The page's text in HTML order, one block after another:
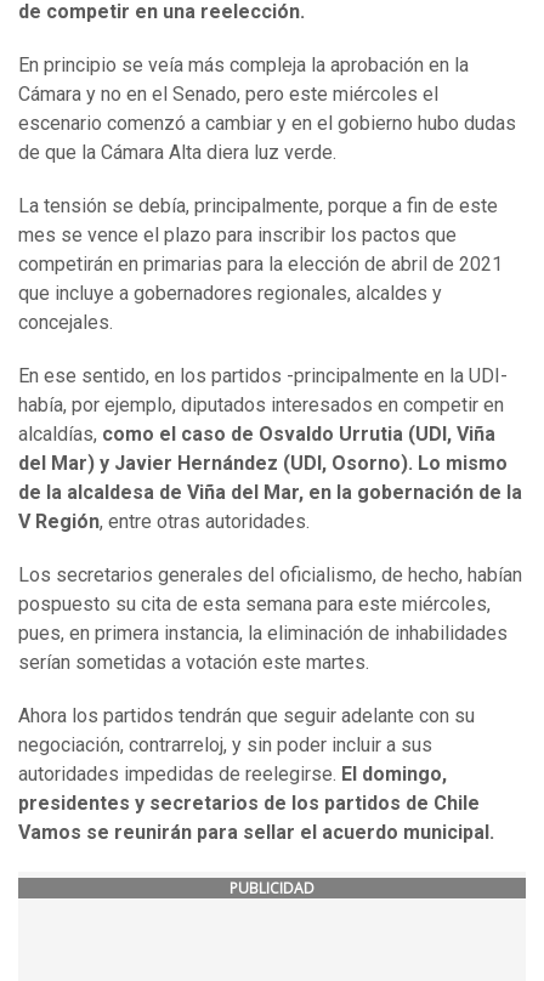
de competir en una reelección.
En principio se veía más compleja la aprobación en la
Cámara y no en el Senado, pero este miércoles el
escenario comenzó a cambiar y en el gobierno hubo dudas
de que la Cámara Alta diera luz verde.
La tensión se debía, principalmente, porque a fin de este
mes se vence el plazo para inscribir los pactos que
competirán en primarias para la elección de abril de 2021
que incluye a gobernadores regionales, alcaldes y
concejales.
En ese sentido, en los partidos -principalmente en la UDI-
había, por ejemplo, diputados interesados en competir en
alcaldías, como el caso de Osvaldo Urrutia (UDI, Viña
del Mar) y Javier Hernández (UDI, Osorno). Lo mismo
de la alcaldesa de Viña del Mar, en la gobernación de la
V Región, entre otras autoridades.
Los secretarios generales del oficialismo, de hecho, habían
pospuesto su cita de esta semana para este miércoles,
pues, en primera instancia, la eliminación de inhabilidades
serían sometidas a votación este martes.
Ahora los partidos tendrán que seguir adelante con su
negociación, contrarreloj, y sin poder incluir a sus
autoridades impedidas de reelegirse. El domingo,
presidentes y secretarios de los partidos de Chile
Vamos se reunirán para sellar el acuerdo municipal.
PUBLICIDAD